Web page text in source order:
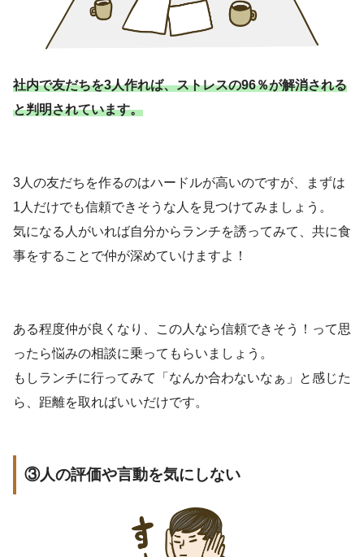
社内で友だちを3人作れば、ストレスの96％が解消される
と判明されています。
3人の友だちを作るのはハードルが高いのですが、まずは
1人だけでも信頼できそうな人を見つけてみましょう。
気になる人がいれば自分からランチを誘ってみて、共に食
事をすることで仲が深めていけますよ！
ある程度仲が良くなり、この人なら信頼できそう！って思
ったら悩みの相談に乗ってもらいましょう。
もしランチに行ってみて「なんか合わないなぁ」と感じた
ら、距離を取ればいいだけです。
③人の評価や言動を気にしない